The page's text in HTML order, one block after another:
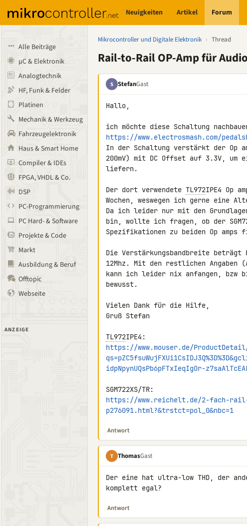
Neuigkeiten Artikel Forum
Alle Beiträge
µC & Elektronik
Analogtechnik
HF, Funk & Felder
Platinen
Mechanik & Werkzeug
Fahrzeugelektronik
Haus & Smart Home
Compiler & IDEs
FPGA, VHDL & Co.
DSP
PC-Programmierung
PC Hard- & Software
Projekte & Code
Markt
Ausbildung & Beruf
Offtopic
Webseite
ANZEIGE
Mikrocontroller und Digitale Elektronik › Thread
Rail-to-Rail OP-Amp für Audio
S StefanGast
Hallo,
https://www.electrosmash.com/
In der Schaltung verstärkt der Op
200mV) mit DC Offset auf 3.3V,
liefern.
Der dort verwendete TL972IPE4 Op
Wochen, weswegen ich gerne eine
Da ich leider nur mit den
bin, wollte ich fragen, ob der
Spezifikationen zu beiden Op
Die Verstärkungsbandbreite
12Mhz. Mit den restlichen Angaben
kann ich leider nix anfangen, bzw
bewusst.
Vielen Dank für die Hilfe,
Gruß Stefan
TL972
https://www.mouser.de/
idpNpynUQsPb6pFTxIeqIgOr-
https://www.reichelt.de/2-fach-rail-
p276091.html?&trstct=pol_0&nbc=1
Antwort
T ThomasGast
Der eine hat ultra-low THD, der
komplett egal?
Antwort